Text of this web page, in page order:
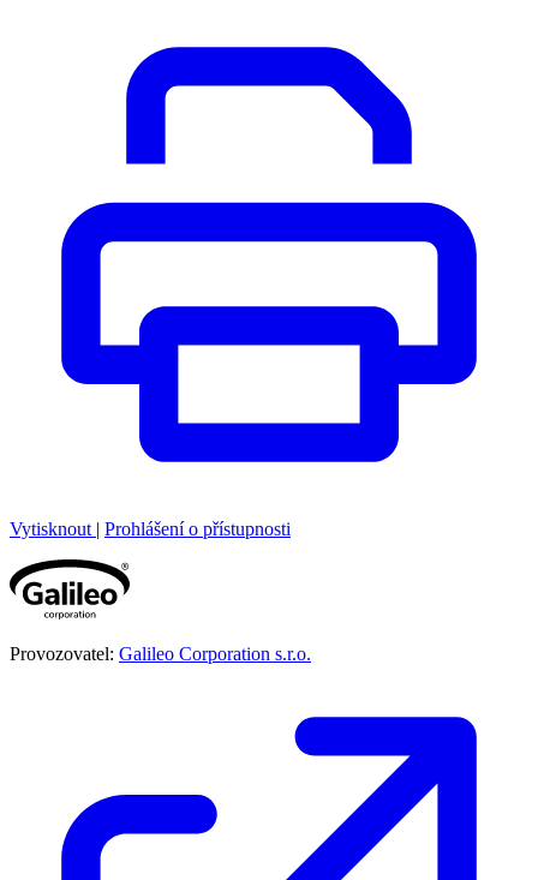
Vytisknout | Prohlášení o přístupnosti
Provozovatel: Galileo Corporation s.r.o.